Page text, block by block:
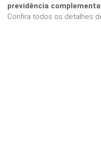
previdência
Confira todos os detalhes